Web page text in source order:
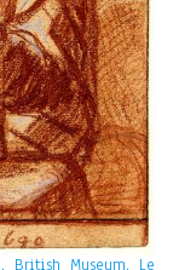
British Museum. Le